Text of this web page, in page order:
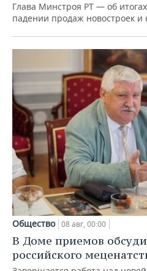
Глава Минстроя РТ — об
падении продаж новостроек и
Общество 08 авг, 00:00
В Доме приемов
российского